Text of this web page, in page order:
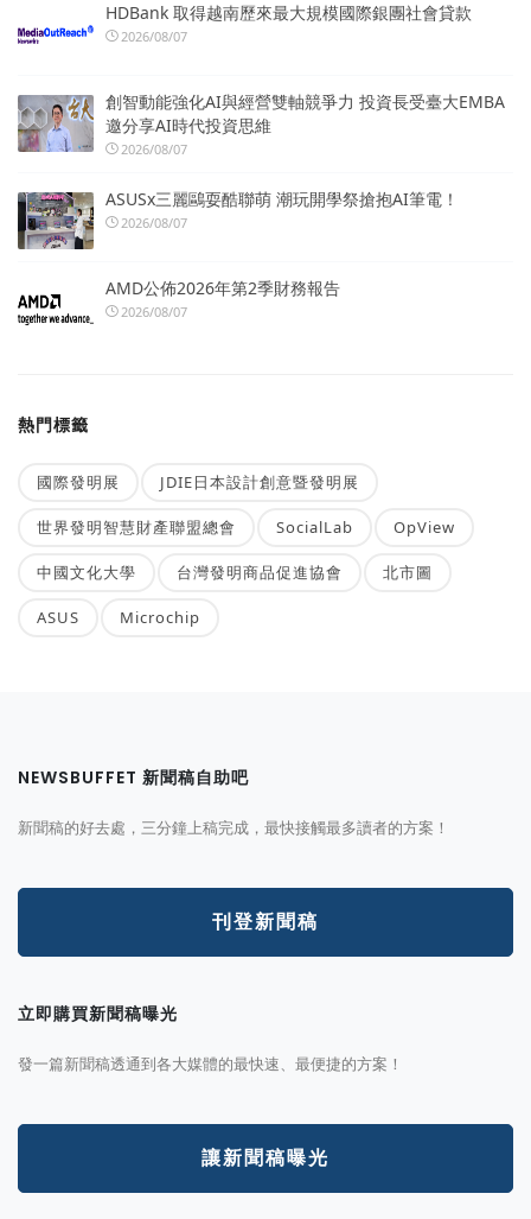
HDBank 取得越南歷來最大規模國際銀團社會貸款
2026/08/07
創智動能強化AI與經營雙軸競爭力 投資長受臺大EMBA
邀分享AI時代投資思維
2026/08/07
ASUSx三麗鷗耍酷聯萌 潮玩開學祭搶抱AI筆電！
2026/08/07
AMD公佈2026年第2季財務報告
2026/08/07
熱門標籤
國際發明展 JDIE日本設計創意暨發明展
世界發明智慧財產聯盟總會 SocialLab OpView
中國文化大學 台灣發明商品促進協會 北市圖
ASUS Microchip
NEWSBUFFET 新聞稿自助吧
新聞稿的好去處，三分鐘上稿完成，最快接觸最多讀者的方案！
刊登新聞稿
立即購買新聞稿曝光
發一篇新聞稿透通到各大媒體的最快速、最便捷的方案！
讓新聞稿曝光